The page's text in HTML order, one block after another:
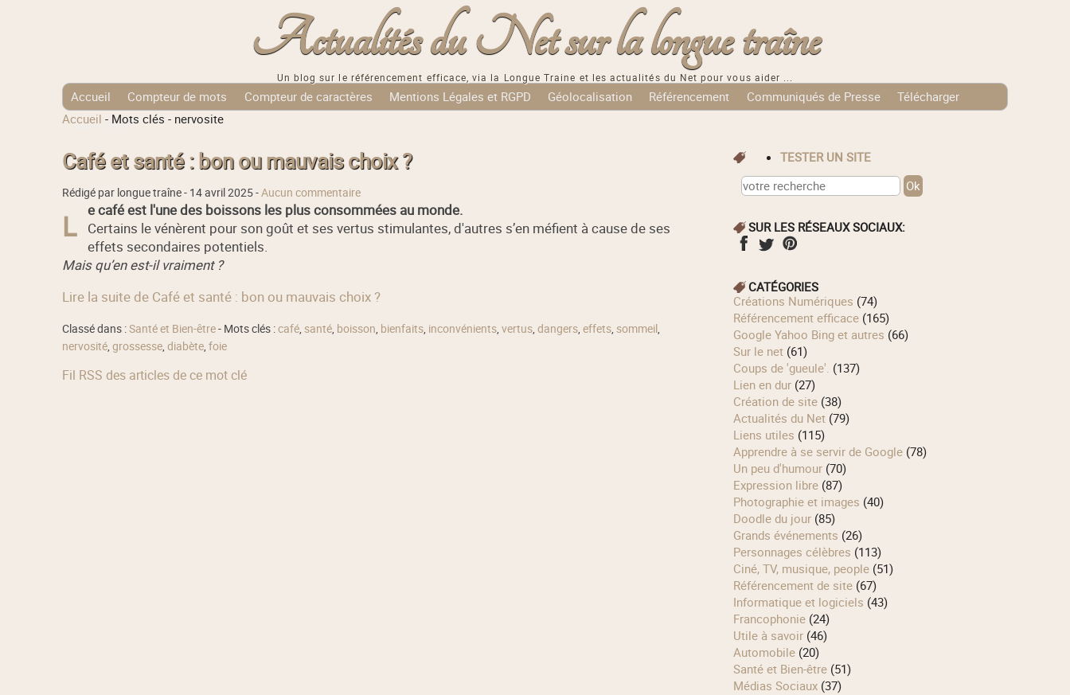
Actualités du Net sur la longue traîne
Un blog sur le référencement efficace, via la Longue Traine et les actualités du Net pour vous aider ...
Accueil Compteur de mots Compteur de caractères Mentions Légales et RGPD Géolocalisation Référencement Communiqués de Presse
Télécharger
Tags Cloud
Accueil - Mots clés - nervosite
Café et santé : bon ou mauvais choix ?
Rédigé par longue traîne - 14 avril 2025-Aucun commentaire
L
e café est l'une des boissons les plus consommées au monde.
Certains le vénèrent pour son goût et ses vertus stimulantes, d'autres s’en méfient à cause de ses
effets secondaires potentiels.
Mais qu’en est-il vraiment ?
Lire la suite de Café et santé : bon ou mauvais choix ?
Classé dans :Santé et Bien-être- Mots clés :café, santé, boisson, bienfaits, inconvénients, vertus, dangers, effets, sommeil,
nervosité, grossesse, diabète, foie
Fil RSS des articles de ce mot clé
TESTER UN SITE
SUR LES RÉSEAUX SOCIAUX:
CATÉGORIES
Créations Numériques (74)
Référencement efficace(165)
Google Yahoo Bing et autres (66)
Sur le net(61)
Coups de 'gueule'. (137)
Lien en dur(27)
Création de site(38)
Actualités du Net(79)
Liens utiles (115)
Apprendre à se servir de Google(78)
Un peu d'humour(70)
Expression libre(87)
Photographie et images (40)
Doodle du jour(85)
Grands événements (26)
Personnages célèbres (113)
Ciné, TV, musique, people(51)
Référencement de site(67)
Informatique et logiciels (43)
Francophonie(24)
Utile à savoir(46)
Automobile(20)
Santé et Bien-être(51)
Médias Sociaux(37)